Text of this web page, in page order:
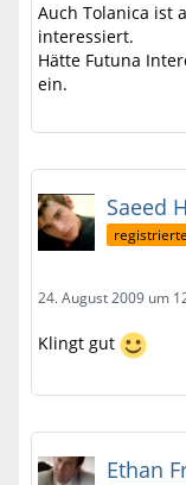
Auch Tolanica ist
interessiert.
Hätte Futuna
ein.
Saeed
24. August 2009 um
Klingt gut
Ethan